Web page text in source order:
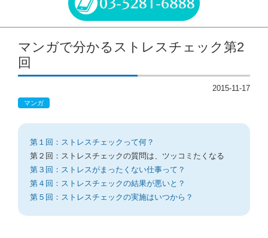
コンテンツに移動
マンガで分かるストレスチェック第2
回
2015-11-17
マンガ
第１回：ストレスチェックって何？
第２回：ストレスチェックの質問は、ツッコミたくなる
第３回：ストレスがまったくない仕事って？
第４回：ストレスチェックの結果が悪いと？
第５回：ストレスチェックの実施はいつから？